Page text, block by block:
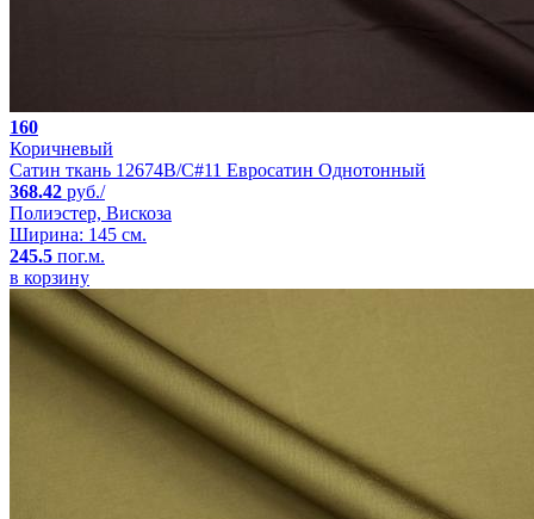
160
Коричневый
Сатин ткань 12674B/C#11 Евросатин Однотонный
368.42 руб./
Полиэстер, Вискоза
Ширина: 145 см.
245.5 пог.м.
в корзину